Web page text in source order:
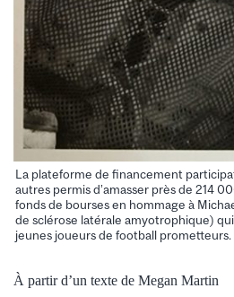
La plateforme de financement
autres permis d’amasser près de 214
fonds de bourses en hommage à
de sclérose latérale amyotrophique)
jeunes joueurs de football prometteurs.
À partir d’un texte de Megan Martin